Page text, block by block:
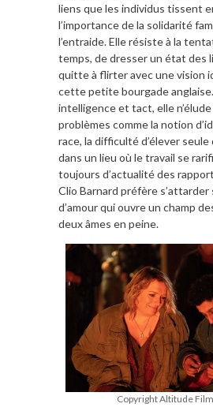
liens que les individus tissent
l’importance de la solidarité
l’entraide. Elle résiste à la
temps, de dresser un état des
quitte à flirter avec une vision
cette petite bourgade
intelligence et tact, elle n’élude
problèmes comme la notion
race, la difficulté d’élever
dans un lieu où le travail se
toujours d’actualité des
Clio Barnard préfère
d’amour qui ouvre un champ
deux âmes en peine.
Copyright Altitude